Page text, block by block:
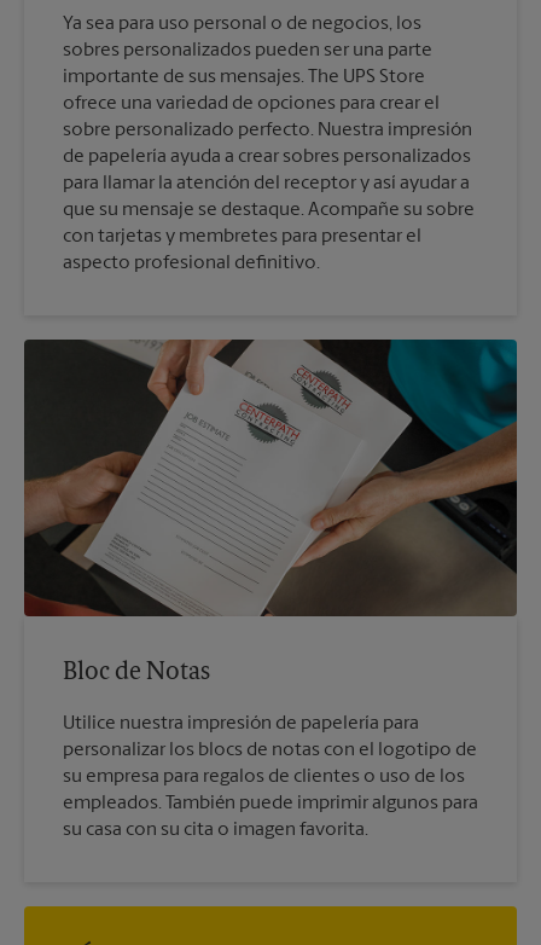
Ya sea para uso personal o de negocios, los
sobres personalizados pueden ser una parte
importante de sus mensajes. The UPS Store
ofrece una variedad de opciones para crear el
sobre personalizado perfecto. Nuestra impresión
de papelería ayuda a crear sobres personalizados
para llamar la atención del receptor y así ayudar a
que su mensaje se destaque. Acompañe su sobre
con tarjetas y membretes para presentar el
aspecto profesional definitivo.
Bloc de Notas
Utilice nuestra impresión de papelería para
personalizar los blocs de notas con el logotipo de
su empresa para regalos de clientes o uso de los
empleados. También puede imprimir algunos para
su casa con su cita o imagen favorita.